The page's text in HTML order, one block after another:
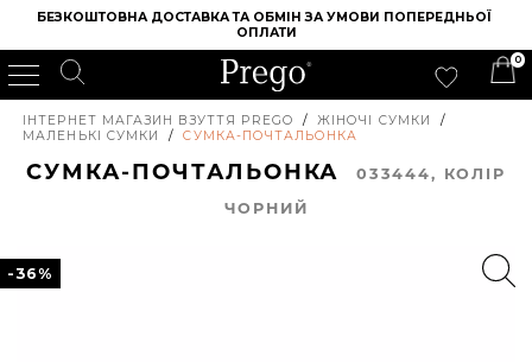
БЕЗКОШТОВНА ДОСТАВКА ТА ОБМІН ЗА УМОВИ ПОПЕРЕДНЬОЇ
ОПЛАТИ
0
ІНТЕРНЕТ МАГАЗИН ВЗУТТЯ PREGO / ЖІНОЧІ СУМКИ
/
МАЛЕНЬКІ СУМКИ
/ СУМКА-ПОЧТАЛЬОНКА
СУМКА-ПОЧТАЛЬОНКА
033444, КОЛIР
ЧОРНИЙ
-36%